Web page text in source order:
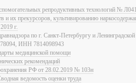
репродуктивных технологий №
и их прекурсоров, культивированию
2019 г.
по г. Санкт-Петербургу и Ленинградской
ИНН 7814098943
медицинской помощи
рекомендаций
РФ от 28.02.2019 № 103н
ведомость оценки труда